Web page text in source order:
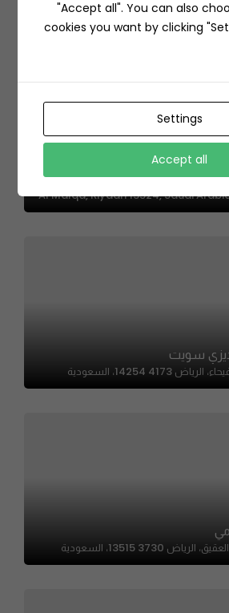
"Accept all". You can also
cookies you want by clicking
Settings
Accept all